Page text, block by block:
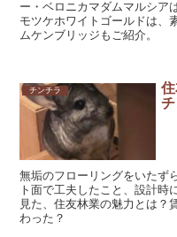
ー・ベロニカマダムマルシア
モツケホワイトゴールドは、
ムケンブリッジもご紹介。
チンチラ
無垢のフローリングをいたず
ト面で工夫したこと、設計時
見た、住友林業の魅力とは？
わった？